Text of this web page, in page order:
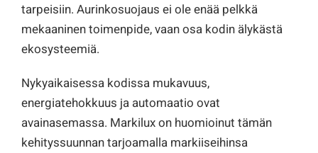
tarpeisiin. Aurinkosuojaus ei ole enää pelkkä
mekaaninen toimenpide, vaan osa kodin älykästä
ekosysteemiä.
Nykyaikaisessa kodissa mukavuus,
energiatehokkuus ja automaatio ovat
avainasemassa. Markilux on huomioinut tämän
kehityssuunnan tarjoamalla markiiseihinsa